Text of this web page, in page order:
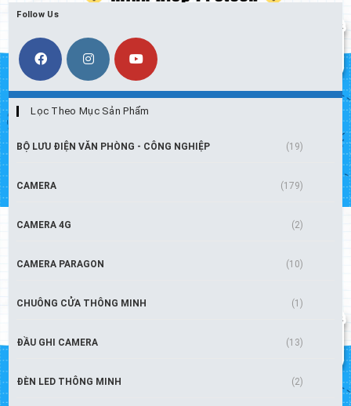
Follow Us
Lọc Theo Mục Sản Phẩm
BỘ LƯU ĐIỆN VĂN PHÒNG - CÔNG NGHIỆP (19)
CAMERA (179)
CAMERA 4G (2)
CAMERA PARAGON (10)
CHUÔNG CỬA THÔNG MINH (1)
ĐẦU GHI CAMERA (13)
ĐÈN LED THÔNG MINH (2)